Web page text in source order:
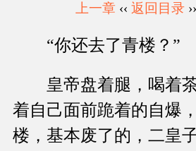
上一章 ‹‹ 返回目录 ››
“你还去了青楼？”
皇帝盘着腿，喝着茶
着自己面前跪着的自爆
楼，基本废了的，二皇